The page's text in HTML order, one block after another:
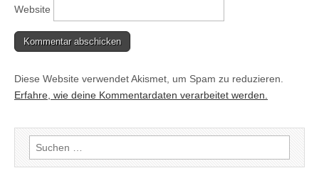
Website
Diese Website verwendet Akismet, um Spam zu reduzieren.
Erfahre, wie deine Kommentardaten verarbeitet werden.
Suchen
nach: